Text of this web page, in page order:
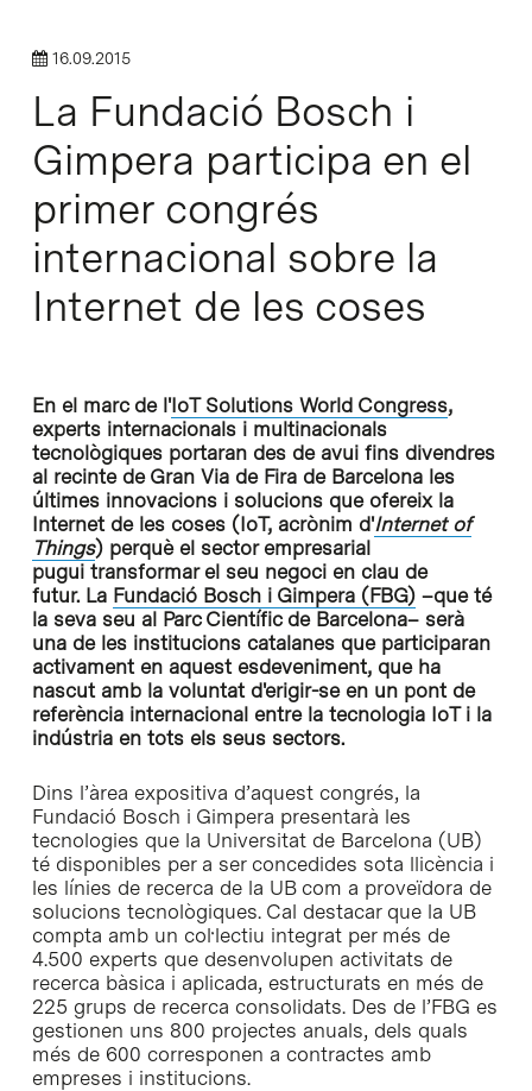
16.09.2015
La Fundació Bosch i
Gimpera participa en el
primer congrés
internacional sobre la
Internet de les coses
En el marc de l'IoT Solutions World Congress,
experts internacionals i multinacionals
tecnològiques portaran des de avui fins divendres
al recinte de Gran Via de Fira de Barcelona les
últimes innovacions i solucions que ofereix la
Internet de les coses (IoT, acrònim d'Internet of
Things) perquè el sector empresarial
pugui transformar el seu negoci en clau de
futur. La Fundació Bosch i Gimpera (FBG)–que té
la seva seu al Parc Científic de Barcelona– serà
una de les institucions catalanes que participaran
activament en aquest esdeveniment, que ha
nascut amb la voluntat d'erigir-se en un pont de
referència internacional entre la tecnologia IoT i la
indústria en tots els seus sectors.
Dins l’àrea expositiva d’aquest congrés, la
Fundació Bosch i Gimpera presentarà les
tecnologies que la Universitat de Barcelona (UB)
té disponibles per a ser concedides sota llicència i
les línies de recerca de la UB com a proveïdora de
solucions tecnològiques. Cal destacar que la UB
compta amb un col·lectiu integrat per més de
4.500 experts que desenvolupen activitats de
recerca bàsica i aplicada, estructurats en més de
225 grups de recerca consolidats. Des de l’FBG es
gestionen uns 800 projectes anuals, dels quals
més de 600 corresponen a contractes amb
empreses i institucions.